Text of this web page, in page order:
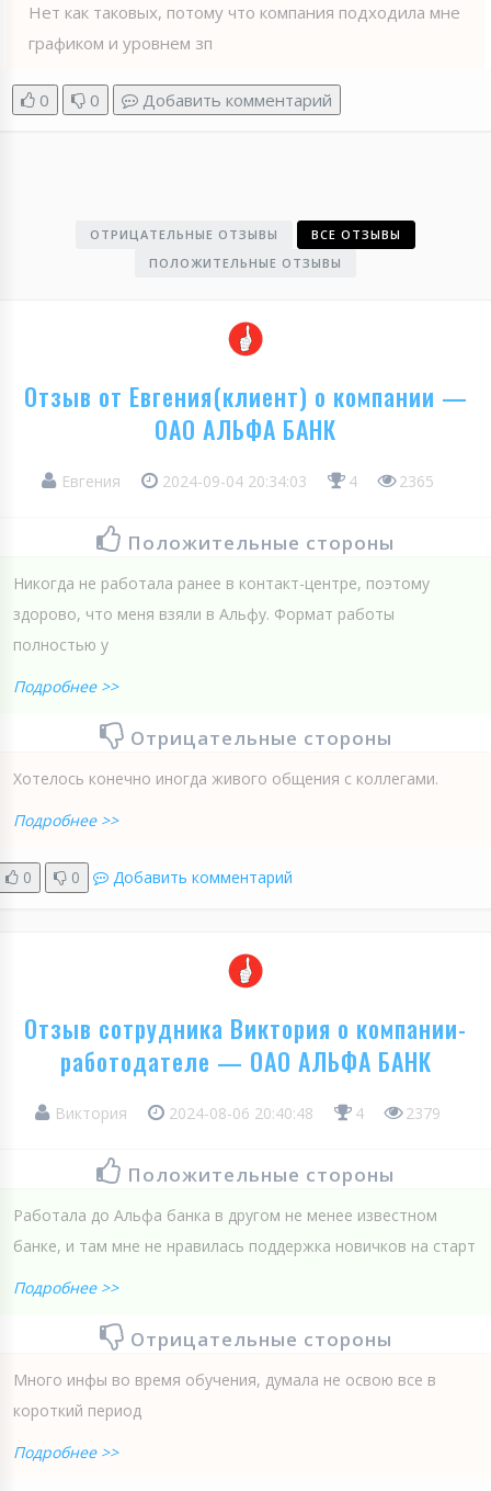
Нет как таковых, потому что компания подходила мне
графиком и уровнем зп
0 0 Добавить комментарий
ОТРИЦАТЕЛЬНЫЕ ОТЗЫВЫ
ВСЕ ОТЗЫВЫ
ПОЛОЖИТЕЛЬНЫЕ ОТЗЫВЫ
Отзыв от Евгения(клиент) о компании —
ОАО АЛЬФА БАНК
Евгения 2024-09-04 20:34:03 4 2365
Положительные стороны
Никогда не работала ранее в контакт-центре, поэтому
здорово, что меня взяли в Альфу. Формат работы
полностью у
Подробнее >>
Отрицательные стороны
Хотелось конечно иногда живого общения с коллегами.
Подробнее >>
0 0 Добавить комментарий
Отзыв сотрудника Виктория о компании-
работодателе — ОАО АЛЬФА БАНК
Виктория 2024-08-06 20:40:48 4 2379
Положительные стороны
Работала до Альфа банка в другом не менее известном
банке, и там мне не нравилась поддержка новичков на старт
Подробнее >>
Отрицательные стороны
Много инфы во время обучения, думала не освою все в
короткий период
Подробнее >>